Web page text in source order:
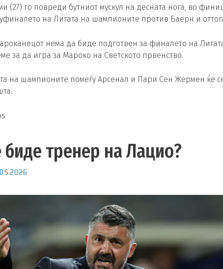
(27) го повреди бутниот мускул на десната нога, во
на Лигата на шампионите против Баерн и
нема да биде подготвен за финалето на
за да игра за Мароко на Светското првенство.
на шампионите помеѓу Арсенал и Пари Сен Жермен ќе се
биде тренер на Лацио?